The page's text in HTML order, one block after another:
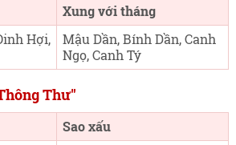
Xung với tháng
Hợi,
Mậu Dần, Bính Dần, Canh
Ngọ, Canh Tý
Thư"
Sao xấu